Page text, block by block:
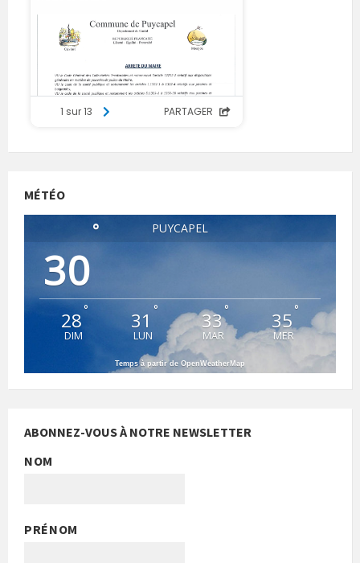
MÉTÉO
PUYCAPEL
30
°
28°
DIM
31 °
LUN
33°
MAR
35 °
MER
Temps à partir de OpenWeatherMap
ABONNEZ-VOUS À NOTRE NEWSLETTER
NOM
PRÉNOM